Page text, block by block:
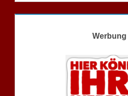
Werbung